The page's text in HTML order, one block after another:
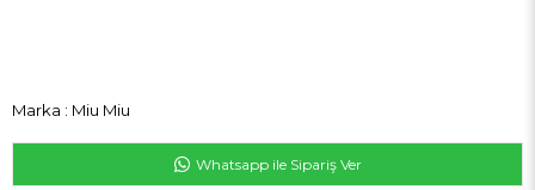
Marka : Miu Miu
Whatsapp ile Sipariş Ver